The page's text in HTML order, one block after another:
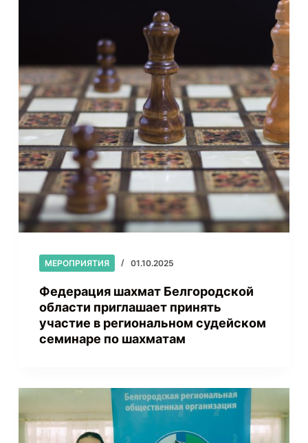
МЕРОПРИЯТИЯ 01.10.2025
Федерация шахмат Белгородской
области приглашает принять
участие в региональном судейском
семинаре по шахматам